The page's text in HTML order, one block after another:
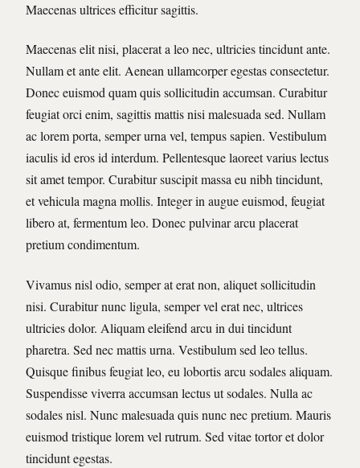
Maecenas ultrices efficitur sagittis.
Maecenas elit nisi, placerat a leo nec, ultricies tincidunt ante.
Nullam et ante elit. Aenean ullamcorper egestas consectetur.
Donec euismod quam quis sollicitudin accumsan. Curabitur
feugiat orci enim, sagittis mattis nisi malesuada sed. Nullam
ac lorem porta, semper urna vel, tempus sapien. Vestibulum
iaculis id eros id interdum. Pellentesque laoreet varius lectus
sit amet tempor. Curabitur suscipit massa eu nibh tincidunt,
et vehicula magna mollis. Integer in augue euismod, feugiat
libero at, fermentum leo. Donec pulvinar arcu placerat
pretium condimentum.
Vivamus nisl odio, semper at erat non, aliquet sollicitudin
nisi. Curabitur nunc ligula, semper vel erat nec, ultrices
ultricies dolor. Aliquam eleifend arcu in dui tincidunt
pharetra. Sed nec mattis urna. Vestibulum sed leo tellus.
Quisque finibus feugiat leo, eu lobortis arcu sodales aliquam.
Suspendisse viverra accumsan lectus ut sodales. Nulla ac
sodales nisl. Nunc malesuada quis nunc nec pretium. Mauris
euismod tristique lorem vel rutrum. Sed vitae tortor et dolor
tincidunt egestas.